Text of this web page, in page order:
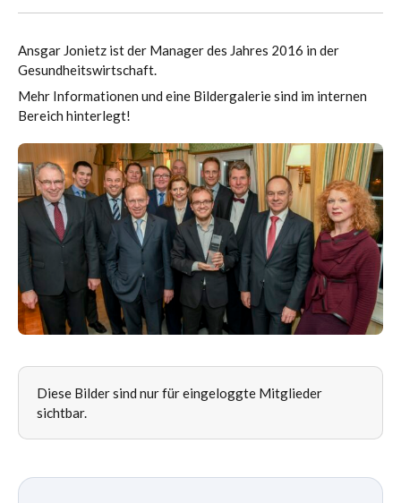
Ansgar Jonietz ist der Manager des Jahres 2016 in der
Gesundheitswirtschaft.
Mehr Informationen und eine Bildergalerie sind im internen
Bereich hinterlegt!
Diese Bilder sind nur für eingeloggte Mitglieder
sichtbar.